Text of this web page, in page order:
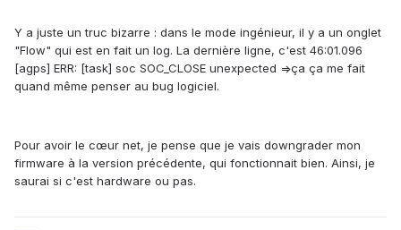
Y a juste un truc bizarre : dans le mode ingénieur, il y a un onglet
"Flow" qui est en fait un log. La dernière ligne, c'est 46:01.096
[agps] ERR: [task] soc SOC_CLOSE unexpected =>ça ça me fait
quand même penser au bug logiciel.
Pour avoir le cœur net, je pense que je vais downgrader mon
firmware à la version précédente, qui fonctionnait bien. Ainsi, je
saurai si c'est hardware ou pas.